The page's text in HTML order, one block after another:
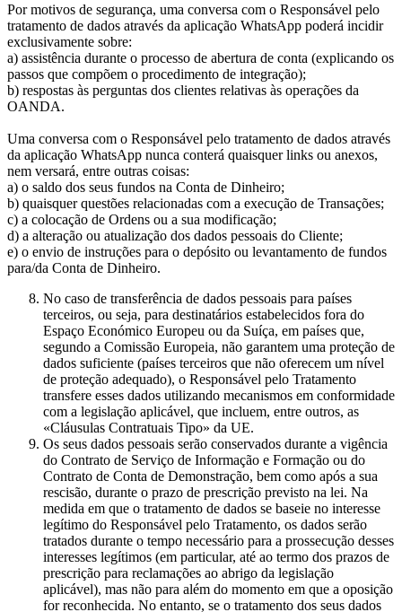
Por motivos de segurança, uma conversa com o Responsável pelo
tratamento de dados através da aplicação WhatsApp poderá incidir
exclusivamente sobre:
a) assistência durante o processo de abertura de conta (explicando os
passos que compõem o procedimento de integração);
b) respostas às perguntas dos clientes relativas às operações da
OANDA.
Uma conversa com o Responsável pelo tratamento de dados através
da aplicação WhatsApp nunca conterá quaisquer links ou anexos,
nem versará, entre outras coisas:
a) o saldo dos seus fundos na Conta de Dinheiro;
b) quaisquer questões relacionadas com a execução de Transações;
c) a colocação de Ordens ou a sua modificação;
d) a alteração ou atualização dos dados pessoais do Cliente;
e) o envio de instruções para o depósito ou levantamento de fundos
para/da Conta de Dinheiro.
No caso de transferência de dados pessoais para países
terceiros, ou seja, para destinatários estabelecidos fora do
Espaço Económico Europeu ou da Suíça, em países que,
segundo a Comissão Europeia, não garantem uma proteção de
dados suficiente (países terceiros que não oferecem um nível
de proteção adequado), o Responsável pelo Tratamento
transfere esses dados utilizando mecanismos em conformidade
com a legislação aplicável, que incluem, entre outros, as
«Cláusulas Contratuais Tipo» da UE.
Os seus dados pessoais serão conservados durante a vigência
do Contrato de Serviço de Informação e Formação ou do
Contrato de Conta de Demonstração, bem como após a sua
rescisão, durante o prazo de prescrição previsto na lei. Na
medida em que o tratamento de dados se baseie no interesse
legítimo do Responsável pelo Tratamento, os dados serão
tratados durante o tempo necessário para a prossecução desses
interesses legítimos (em particular, até ao termo dos prazos de
prescrição para reclamações ao abrigo da legislação
aplicável), mas não para além do momento em que a oposição
for reconhecida. No entanto, se o tratamento dos seus dados